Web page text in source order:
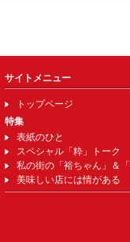
サイトメニュー
トップページ
特集
表紙のひと
スペシャル「粋」トーク
私の街の「裕ちゃん」＆「
美味しい店には情がある